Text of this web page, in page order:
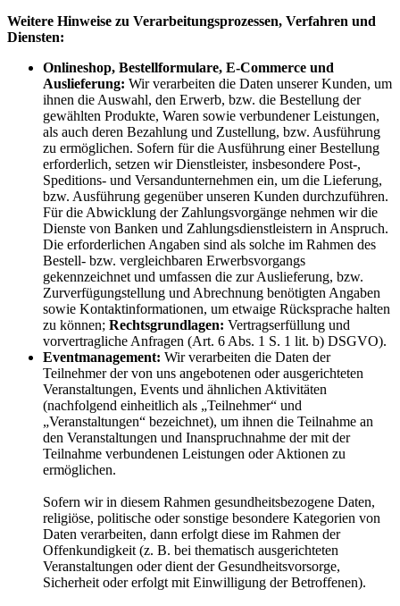
Weitere Hinweise zu Verarbeitungsprozessen, Verfahren und
Diensten:
Onlineshop, Bestellformulare, E-Commerce und
Auslieferung: Wir verarbeiten die Daten unserer Kunden, um
ihnen die Auswahl, den Erwerb, bzw. die Bestellung der
gewählten Produkte, Waren sowie verbundener Leistungen,
als auch deren Bezahlung und Zustellung, bzw. Ausführung
zu ermöglichen. Sofern für die Ausführung einer Bestellung
erforderlich, setzen wir Dienstleister, insbesondere Post-,
Speditions- und Versandunternehmen ein, um die Lieferung,
bzw. Ausführung gegenüber unseren Kunden durchzuführen.
Für die Abwicklung der Zahlungsvorgänge nehmen wir die
Dienste von Banken und Zahlungsdienstleistern in Anspruch.
Die erforderlichen Angaben sind als solche im Rahmen des
Bestell- bzw. vergleichbaren Erwerbsvorgangs
gekennzeichnet und umfassen die zur Auslieferung, bzw.
Zurverfügungstellung und Abrechnung benötigten Angaben
sowie Kontaktinformationen, um etwaige Rücksprache halten
zu können; Rechtsgrundlagen: Vertragserfüllung und
vorvertragliche Anfragen (Art. 6 Abs. 1 S. 1 lit. b) DSGVO).
Eventmanagement: Wir verarbeiten die Daten der
Teilnehmer der von uns angebotenen oder ausgerichteten
Veranstaltungen, Events und ähnlichen Aktivitäten
(nachfolgend einheitlich als „Teilnehmer“ und
„Veranstaltungen“ bezeichnet), um ihnen die Teilnahme an
den Veranstaltungen und Inanspruchnahme der mit der
Teilnahme verbundenen Leistungen oder Aktionen zu
ermöglichen.
Sofern wir in diesem Rahmen gesundheitsbezogene Daten,
religiöse, politische oder sonstige besondere Kategorien von
Daten verarbeiten, dann erfolgt diese im Rahmen der
Offenkundigkeit (z. B. bei thematisch ausgerichteten
Veranstaltungen oder dient der Gesundheitsvorsorge,
Sicherheit oder erfolgt mit Einwilligung der Betroffenen).